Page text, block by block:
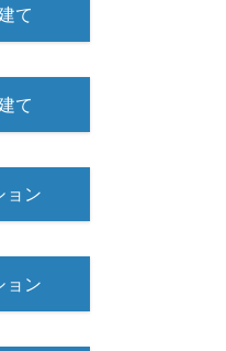
て
て
ョン
ョン